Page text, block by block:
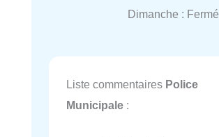
Dimanche : Fermé
Liste commentaires Police
Municipale :